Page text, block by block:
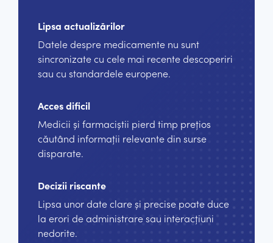
Lipsa actualizărilor
Datele despre medicamente nu sunt
sincronizate cu cele mai recente descoperiri
sau cu standardele europene.
Acces dificil
Medicii și farmaciștii pierd timp prețios
căutând informații relevante din surse
disparate.
Decizii riscante
Lipsa unor date clare și precise poate duce
la erori de administrare sau interacțiuni
nedorite.